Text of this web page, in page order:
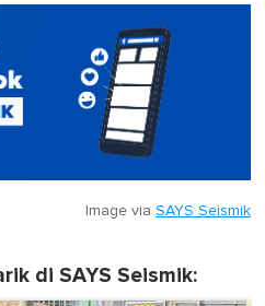
Image via SAYS Seismik
di SAYS Seismik: